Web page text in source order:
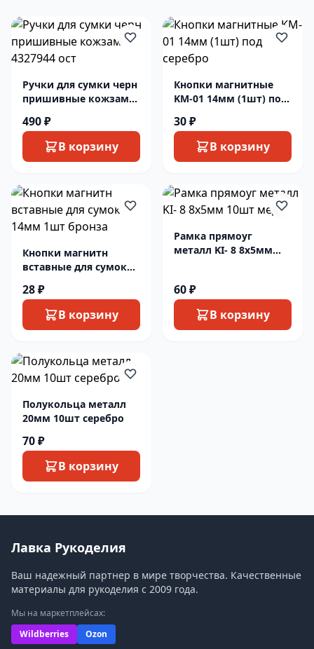
Ручки для сумки черн
пришивные кожзам
490 ₽
В корзину
Кнопки магнитные
KM-01 14мм (1шт) под
30 ₽
В корзину
Кнопки магнитн
вставные для сумок
28 ₽
В корзину
Рамка прямоуг
металл KI- 8 8х5мм
60 ₽
В корзину
Полукольца металл
20мм 10шт серебро
70 ₽
В корзину
Лавка Рукоделия
Ваш надежный партнер в мире творчества. Качественные
материалы для рукоделия с 2009 года.
Мы на маркетплейсах:
Wildberries
Ozon